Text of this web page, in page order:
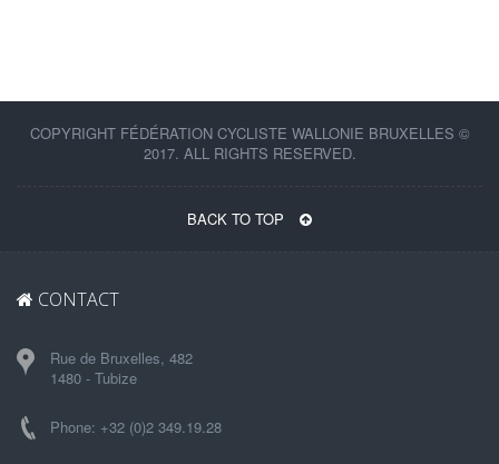
COPYRIGHT FÉDÉRATION CYCLISTE WALLONIE BRUXELLES ©
2017. ALL RIGHTS RESERVED.
BACK TO TOP
CONTACT
Rue de Bruxelles, 482
1480 - Tubize
Phone: +32 (0)2 349.19.28